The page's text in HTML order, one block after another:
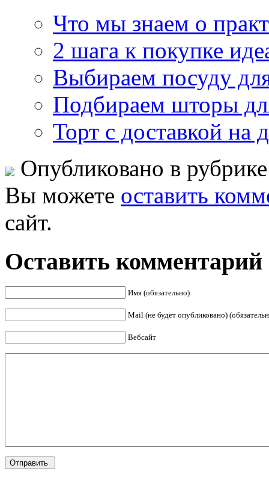
Что мы знаем о
2 шага к покупке
Выбираем посуду
Подбираем шторы
Торт с доставкой на
Опубликовано в
Вы можете оставить
сайт.
Оставить комментарий
Имя (обязательно)
Mail (не будет опубликовано)
Вебсайт